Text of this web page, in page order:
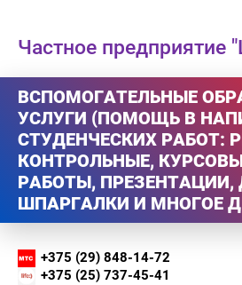
Частное
ВСПОМОГАТЕЛЬНЫЕ
УСЛУГИ (ПОМОЩЬ В
СТУДЕНЧЕСКИХ РАБОТ:
КОНТРОЛЬНЫЕ,
РАБОТЫ,
ШПАРГАЛКИ И МНОГОЕ
+375 (29) 848-14-72
+375 (25) 737-45-41